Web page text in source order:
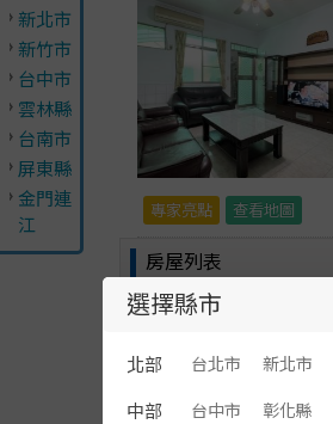
選擇縣市
北部 台北市 新北市
中部 台中市 彰化縣
新北市
新竹市
台中市
雲林縣
台南市
屏東縣
金門連
江
專家亮點 查看地圖
房屋列表
顯示：文字